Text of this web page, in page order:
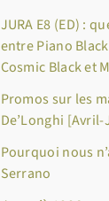
JURA E8 (ED) :
entre Piano
Cosmic Black et
Promos sur les
De’Longhi
Pourquoi nous
Serrano